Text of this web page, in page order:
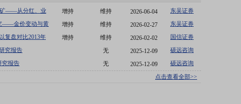
矿——从分红、业
增持 维持 2026-06-04
东吴证券
——金价变动与黄
增持 维持 2026-02-27
东吴证券
复盘对比2013年
增持 维持 2026-02-02
国信证券
究报告
无 2025-12-09
硕远咨询
究报告
无 2025-12-09
硕远咨询
点击查看全部>>